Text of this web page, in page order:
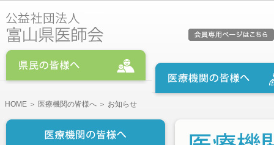
HOME ＞ 医療機関の皆様へ ＞ お知らせ